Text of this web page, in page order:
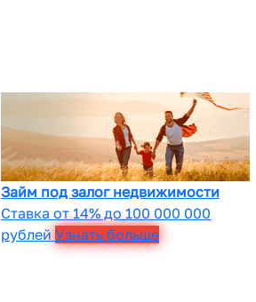
Займ под залог недвижимости
Ставка от 14% до 100 000 000
рублей Узнать больше